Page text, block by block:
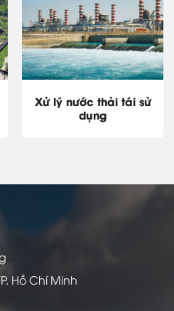
Xử lý nước thải tái sử
dụng
Hồ Chí Minh